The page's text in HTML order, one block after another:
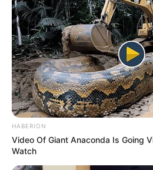
HABERION
Video Of Giant Anaconda Is Going
Watch